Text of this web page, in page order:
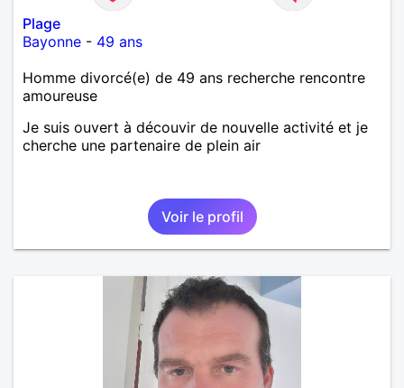
Plage
Bayonne - 49 ans
Homme divorcé(e) de 49 ans recherche rencontre
amoureuse
Je suis ouvert à découvir de nouvelle activité et je
cherche une partenaire de plein air
Voir le profil